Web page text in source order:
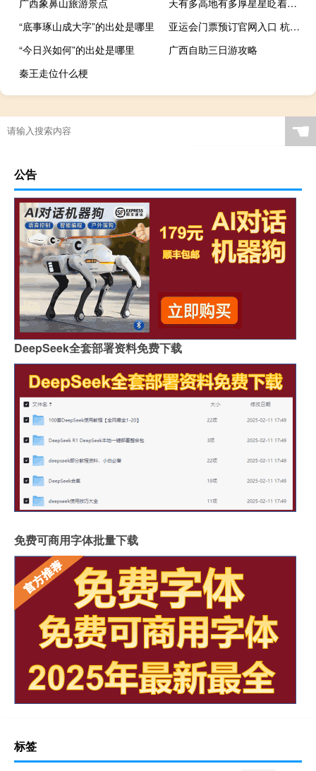
广西象鼻山旅游景点
天有多高地有多厚星星眨着眼（天有多高地有多厚）
“底事琢山成大字”的出处是哪里
亚运会门票预订官网入口 杭州亚运会开幕式门票
“今日兴如何”的出处是哪里
广西自助三日游攻略
秦王走位什么梗
☚
公告
DeepSeek全套部署资料免费下载
免费可商用字体批量下载
标签